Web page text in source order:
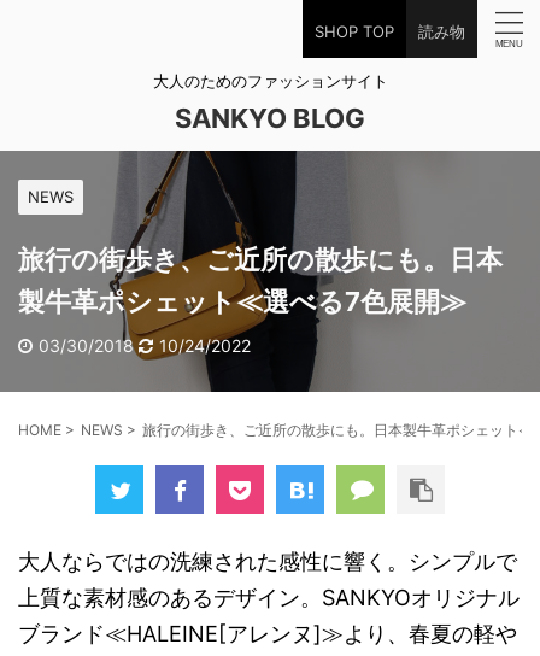
SHOP TOP 読み物
大人のためのファッションサイト
SANKYO BLOG
NEWS
旅行の街歩き、ご近所の散歩にも。日本
製牛革ポシェット≪選べる7色展開≫
03/30/2018 10/24/2022
HOME > NEWS > 旅行の街歩き、ご近所の散歩にも。日本製牛革ポシェット
大人ならではの洗練された感性に響く。シンプルで
上質な素材感のあるデザイン。SANKYOオリジナル
ブランド≪HALEINE[アレンヌ]≫より、春夏の軽や